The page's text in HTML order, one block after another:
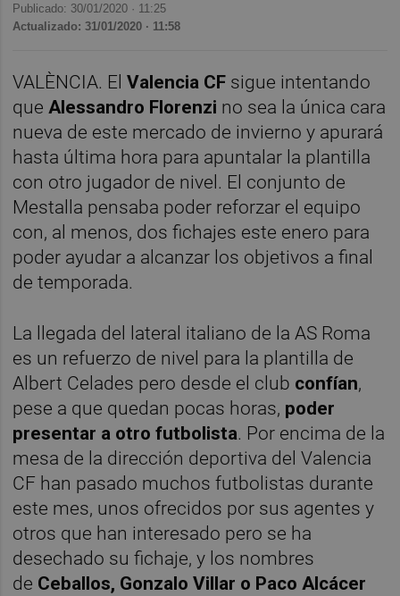
Publicado: 30/01/2020 · 11:25
Actualizado: 31/01/2020 · 11:58
VALÈNCIA. ElValencia CF sigue intentando
que Alessandro Florenzi no sea la única cara
nueva de este mercado de invierno y apurará
hasta última hora para apuntalar la plantilla
con otro jugador de nivel. El conjunto de
Mestalla pensaba poder reforzar el equipo
con, al menos, dos fichajes este enero para
poder ayudar a alcanzar los objetivos a final
de temporada.
La llegada del lateral italiano de la AS Roma
es un refuerzo de nivel para la plantilla de
Albert Celades pero desde el club confían,
pese a que quedan pocas horas, poder
presentar a otro futbolista. Por encima de la
mesa de la dirección deportiva del Valencia
CF han pasado muchos futbolistas durante
este mes, unos ofrecidos por sus agentes y
otros que han interesado pero se ha
desechado su fichaje, y los nombres
de Ceballos, Gonzalo Villar o Paco Alcácer